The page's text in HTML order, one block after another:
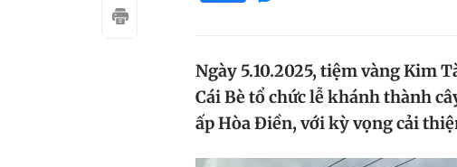
Ngày 5.10.2025, tiệm vàng Kim
Cái Bè tổ chức lễ khánh thành
ấp Hòa Điền, với kỳ vọng cải